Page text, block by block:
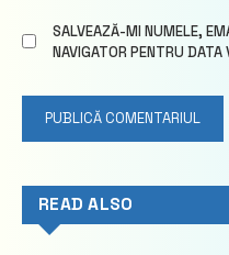
SALVEAZĂ-MI NUMELE,
NAVIGATOR PENTRU
READ ALSO